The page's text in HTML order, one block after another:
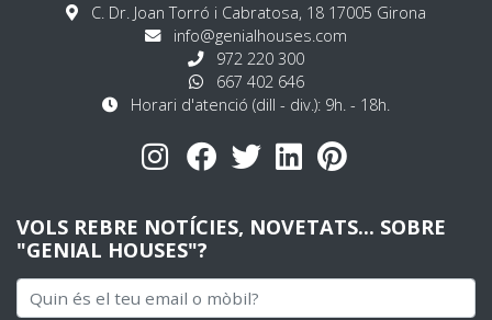
C. Dr. Joan Torró i Cabratosa, 18 17005 Girona
info@genialhouses.com
972 220 300
667 402 646
Horari d'atenció (dill - div.): 9h. - 18h.
VOLS REBRE NOTÍCIES, NOVETATS... SOBRE
"GENIAL HOUSES"?